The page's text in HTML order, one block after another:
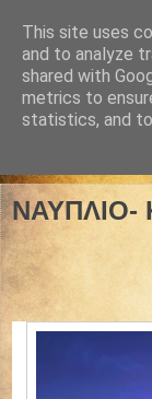
28 Νοεμβρίου
ΝΑΥΠΛΙΟ-
This site uses
and to analyze
shared with
metrics to
statistics, and